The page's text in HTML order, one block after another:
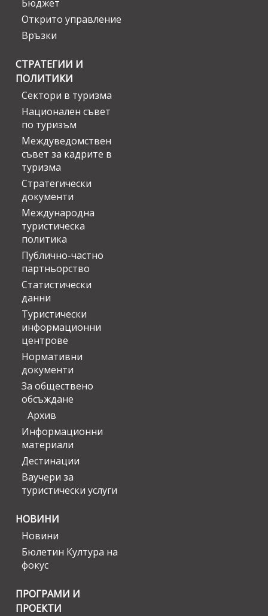
Бюджет
Открито управление
Връзки
СТРАТЕГИИ И
ПОЛИТИКИ
Сектори в туризма
Национален съвет
по туризъм
Междуведомствен
съвет за кадрите в
туризма
Стратегически
документи
Международна
туристическа
политика
Публично-частно
партньорство
Статистически
данни
Туристически
информационни
центрове
Нормативни
документи
За обществено
обсъждане
Архив
Информационни
материали
Дестинации
Ваучери за
туристически услуги
НОВИНИ
Новини
Бюлетин Култура на
фокус
ПРОГРАМИ И
ПРОЕКТИ